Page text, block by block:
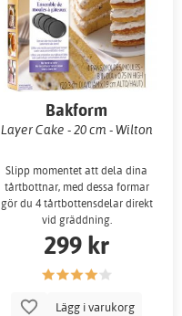
Bakform
Layer Cake - 20 cm - Wilton
Slipp momentet att dela dina
tårtbottnar, med dessa formar
gör du 4 tårtbottensdelar direkt
vid gräddning.
299 kr
Lägg i varukorg